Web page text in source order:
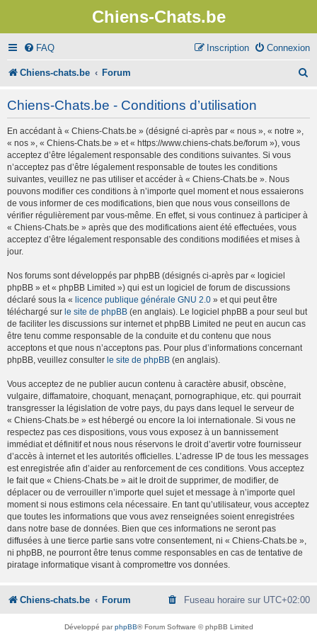
Chiens-Chats.be
FAQ Connexion
Inscription
Chiens-chats.be Forum
Chiens-Chats.be - Conditions d’utilisation
En accédant à « Chiens-Chats.be » (désigné ci-après par « nous », « notre »,
« nos », « Chiens-Chats.be » et « https://www.chiens-chats.be/forum »), vous
acceptez d’être légalement responsable des conditions suivantes. Si vous
n’acceptez pas d’être légalement responsable de toutes les conditions
suivantes, veuillez ne pas utiliser et accéder à « Chiens-Chats.be ». Nous
pouvons modifier ces conditions à n’importe quel moment et nous essaierons
de vous informer de ces modifications, bien que nous vous conseillons de
vérifier régulièrement par vous-même. En effet, si vous continuez à participer à
« Chiens-Chats.be » après que des modifications aient été effectuées, vous
acceptez d’être légalement responsable des conditions modifiées et mises à
jour.
Nos forums sont développés par phpBB (désignés ci-après par « logiciel
phpBB » et « phpBB Limited ») qui est un logiciel de forum de discussions
déclaré sous la « licence publique générale GNU 2.0 » et qui peut être
téléchargé sur le site de phpBB (en anglais). Le logiciel phpBB a pour seul but
de faciliter les discussions sur internet et phpBB Limited ne peut en aucun cas
être tenu comme responsable de la conduite et du contenu que nous
acceptons et que nous n’acceptons pas. Pour plus d’informations concernant
phpBB, veuillez consulter le site de phpBB (en anglais).
Vous acceptez de ne publier aucun contenu à caractère abusif, obscène,
vulgaire, diffamatoire, choquant, menaçant, pornographique, etc. qui pourrait
transgresser la législation de votre pays, du pays dans lequel le serveur de
« Chiens-Chats.be » est hébergé ou encore la loi internationale. Si vous ne
respectez pas ces dispositions, vous vous exposez à un bannissement
immédiat et définitif et nous nous réservons le droit d’avertir votre fournisseur
d’accès à internet et les autorités officielles. L’adresse IP de tous les messages
est enregistrée afin d’aider au renforcement de ces conditions. Vous acceptez
le fait que « Chiens-Chats.be » ait le droit de supprimer, de modifier, de
déplacer ou de verrouiller n’importe quel sujet et message à n’importe quel
moment si nous estimons cela nécessaire. En tant qu’utilisateur, vous acceptez
que toutes les informations que vous avez renseignées soient enregistrées
dans notre base de données. Bien que ces informations ne seront pas
diffusées à une tierce partie sans votre consentement, ni « Chiens-Chats.be »,
ni phpBB, ne pourront être tenus comme responsables en cas de tentative de
piratage informatique visant à compromettre vos données.
Chiens-chats.be Forum Fuseau horaire sur UTC+02:00
Développé parphpBB® Forum Software © phpBB Limited